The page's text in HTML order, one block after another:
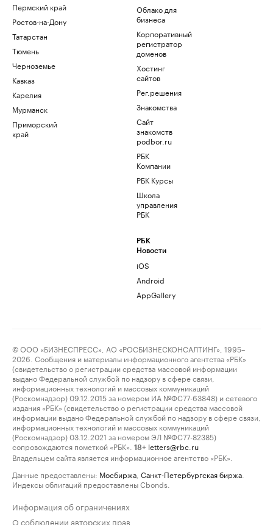
Пермский край
Ростов-на-Дону
Татарстан
Тюмень
Черноземье
Кавказ
Карелия
Мурманск
Приморский
край
Облако для
бизнеса
Корпоративный
регистратор
доменов
Хостинг
сайтов
Рег.решения
Знакомства
Сайт
знакомств
podbor.ru
РБК
Компании
РБК Курсы
Школа
управления
РБК
РБК
Новости
iOS
Android
AppGallery
© ООО «БИЗНЕСПРЕСС», АО «РОСБИЗНЕСКОНСАЛТИНГ», 1995–
2026. Сообщения и материалы информационного агентства «РБК»
(свидетельство о регистрации средства массовой информации
выдано Федеральной службой по надзору в сфере связи,
информационных технологий и массовых коммуникаций
(Роскомнадзор) 09.12.2015 за номером ИА №ФС77-63848) и сетевого
издания «РБК» (свидетельство о регистрации средства массовой
информации выдано Федеральной службой по надзору в сфере связи,
информационных технологий и массовых коммуникаций
(Роскомнадзор) 03.12.2021 за номером ЭЛ №ФС77-82385)
сопровождаются пометкой «РБК».
18+ letters@rbc.ru
Владельцем сайта является информационное агентство «РБК».
Данные предоставлены: Мосбиржа Санкт-Петербургская биржа
Индексы облигаций предоставлены Cbonds.
Информация об ограничениях
О соблюдении авторских прав